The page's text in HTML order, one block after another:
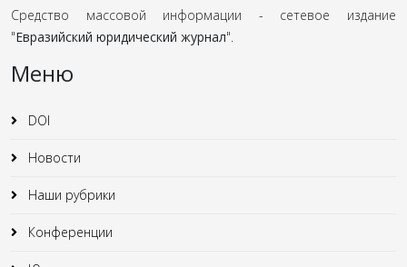
Средство массовой информации - сетевое издание
"Евразийский юридический журнал".
Меню
DOI
Новости
Наши рубрики
Конференции